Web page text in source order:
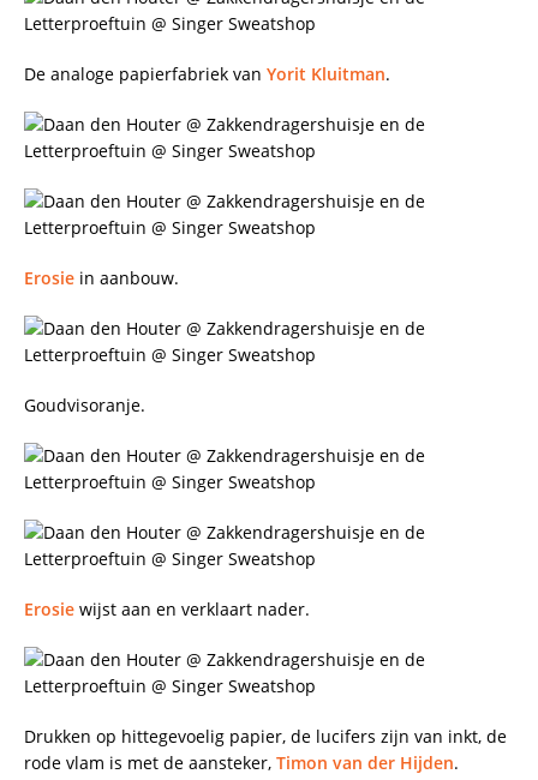
De analoge papierfabriek van Yorit Kluitman.
Erosie in aanbouw.
Goudvisoranje.
Erosie wijst aan en verklaart nader.
Drukken op hittegevoelig papier, de lucifers zijn van inkt, de
rode vlam is met de aansteker, Timon van der Hijden.